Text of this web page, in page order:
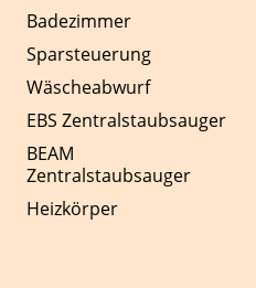
Badezimmer
Sparsteuerung
Wäscheabwurf
EBS Zentralstaubsauger
BEAM
Zentralstaubsauger
Heizkörper